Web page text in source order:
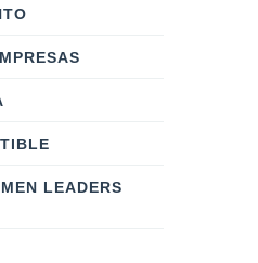
LEADERS